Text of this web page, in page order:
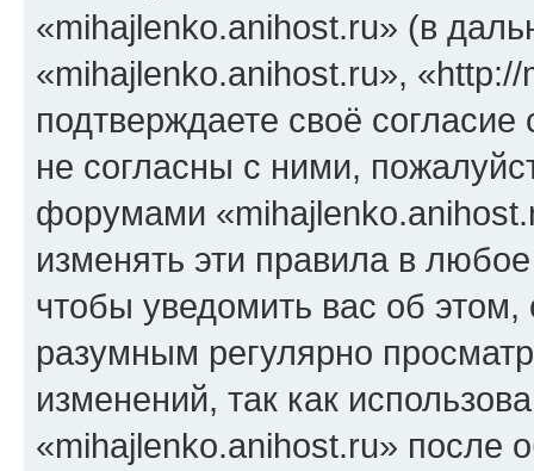
«mihajlenko.anihost.ru» (в
«mihajlenko.anihost.ru»,
подтверждаете своё
не согласны с ними,
форумами
изменять эти правила в
чтобы уведомить вас об
разумным регулярно
изменений, так как
«mihajlenko.anihost.ru» после